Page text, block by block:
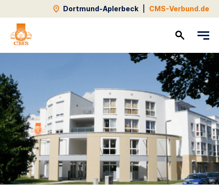
Dortmund-Aplerbeck CMS-Verbund.de